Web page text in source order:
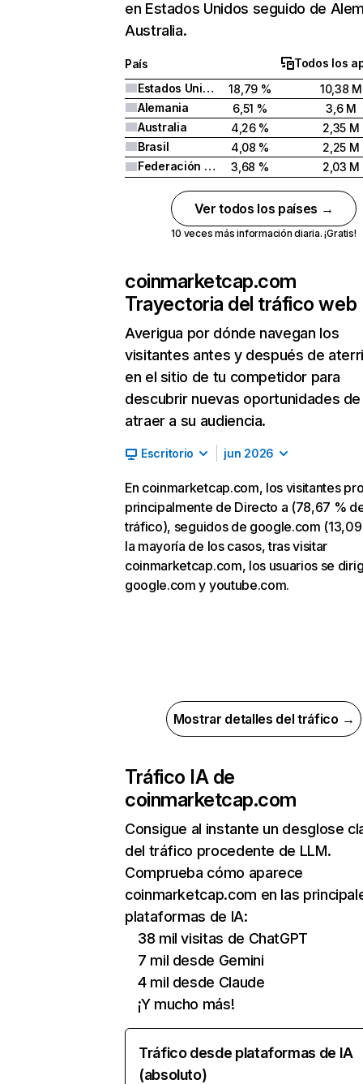
en Estados Unidos seguido de
Australia.
País
Todos los
Estados Unidos
18,79 %
10,38 M
Alemania
6,51 %
3,6 M
Australia
4,26 %
2,35 M
Brasil
4,08 %
2,25 M
Federación Rusa
3,68 % 2,03 M
Ver todos los países →
10 veces más información diaria. ¡Gratis!
coinmarketcap.com
Trayectoria del tráfico web
Averigua por dónde navegan los
visitantes antes y después de
en el sitio de tu competidor para
descubrir nuevas oportunidades de
atraer a su audiencia.
Escritorio jun 2026
En coinmarketcap.com, los visitantes
principalmente de Directo a (78,67 %
tráfico), seguidos de google.com (13,09
la mayoría de los casos, tras visitar
coinmarketcap.com, los usuarios se
google.com y youtube.com.
Mostrar detalles del tráfico →
Tráfico IA de
coinmarketcap.com
Consigue al instante un desglose
del tráfico procedente de LLM.
Comprueba cómo aparece
coinmarketcap.com en las
plataformas de IA:
38 mil visitas de ChatGPT
7 mil desde Gemini
4 mil desde Claude
¡Y mucho más!
Tráfico desde plataformas de IA
(absoluto)